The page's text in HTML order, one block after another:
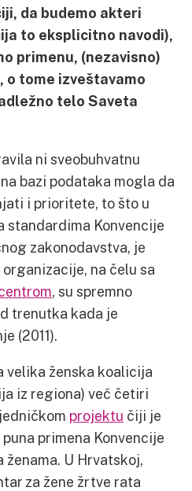
da budemo akteri
to eksplicitno navodi),
primenu, (nezavisno)
tome izveštavamo
telo Saveta
ni sveobuhvatnu
bazi podataka mogla da
i prioritete, to što u
standardima Konvencije
zakonodavstva, je
na čelu sa
, su spremno
trenutka kada je
(2011).
velika ženska koalicija
iz regiona) već četiri
projektu čiji je
primena Konvencije
U Hrvatskoj,
za žene žrtve rata